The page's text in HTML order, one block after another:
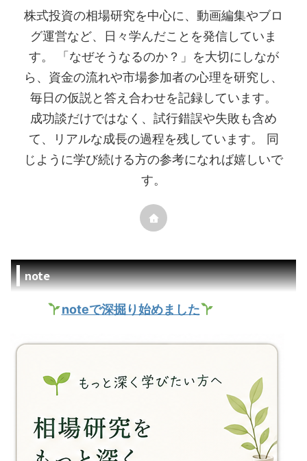
株式投資の相場研究を中心に、動画編集やブロ
グ運営など、日々学んだことを発信していま
す。 「なぜそうなるのか？」を大切にしなが
ら、資金の流れや市場参加者の心理を研究し、
毎日の仮説と答え合わせを記録しています。
成功談だけではなく、試行錯誤や失敗も含め
て、リアルな成長の過程を残しています。 同
じように学び続ける方の参考になれば嬉しいで
す。
note
noteで深掘り始めました